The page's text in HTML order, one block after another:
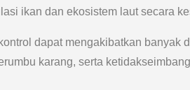
ikan dan ekosistem laut secara
dapat mengakibatkan banyak
karang, serta